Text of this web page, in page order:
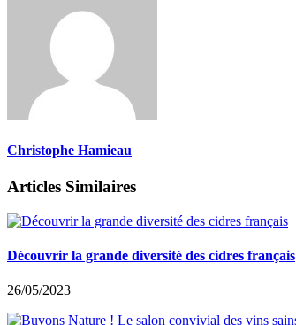
Christophe Hamieau
Articles Similaires
Découvrir la grande diversité des cidres français
26/05/2023